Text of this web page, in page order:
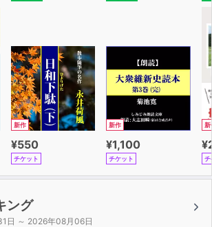
新作
¥550
チケット
新作
¥1,100
チケット
新
チ
ング
日 ～ 2026年08月06日